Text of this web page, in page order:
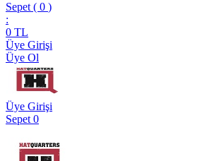
Sepet ( 0 )
:
0 TL
Üye Girişi
Üye Ol
Üye Girişi
Sepet 0